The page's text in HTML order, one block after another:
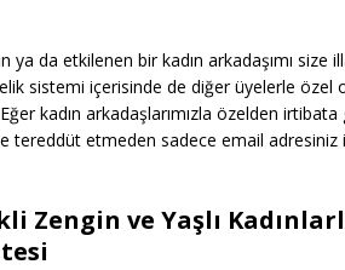
da etkilenen bir kadın arkadaşımı size
sistemi içerisinde de diğer üyelerle özel
kadın arkadaşlarımızla özelden
tereddüt etmeden sadece email
Zengin ve Yaşlı